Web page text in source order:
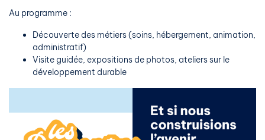
Au programme :
Découverte des métiers (soins, hébergement, animation,
administratif)
Visite guidée, expositions de photos, ateliers sur le
développement durable